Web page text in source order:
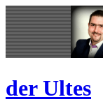
Skip
to
content
Open
Sidebar
der Ultes